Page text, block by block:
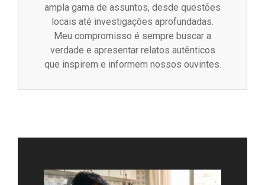
ampla gama de assuntos, desde questões
locais até investigações aprofundadas.
Meu compromisso é sempre buscar a
verdade e apresentar relatos autênticos
que inspirem e informem nossos ouvintes.